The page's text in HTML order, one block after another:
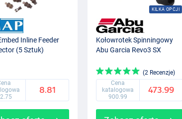
Inline Feeder
(5 Sztuk)
8.81
KILKA OPCJI
Kołowrotek Spinningowy
Abu Garcia Revo3 SX
(2 Recenzje)
Cena
katalogowa
900.99
473.99